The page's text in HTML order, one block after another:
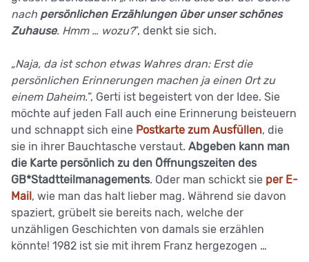
nach persönlichen Erzählungen über unser schönes
Zuhause. Hmm … wozu?“, denkt sie sich.
„Naja, da ist schon etwas Wahres dran: Erst die
persönlichen Erinnerungen machen ja einen Ort zu
einem Daheim.“, Gerti ist begeistert von der Idee. Sie
möchte auf jeden Fall auch eine Erinnerung beisteuern
und schnappt sich eine Postkarte zum Ausfüllen, die
sie in ihrer Bauchtasche verstaut. Abgeben kann man
die Karte persönlich zu den Öffnungszeiten des
GB*Stadtteilmanagements. Oder man schickt sie per E-
Mail, wie man das halt lieber mag. Während sie davon
spaziert, grübelt sie bereits nach, welche der
unzähligen Geschichten von damals sie erzählen
könnte! 1982 ist sie mit ihrem Franz hergezogen …